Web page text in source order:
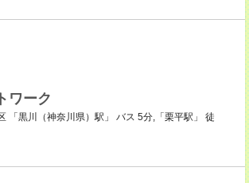
ワーク
「黒川（神奈川県）駅」 バス 5分,「栗平駅」 徒